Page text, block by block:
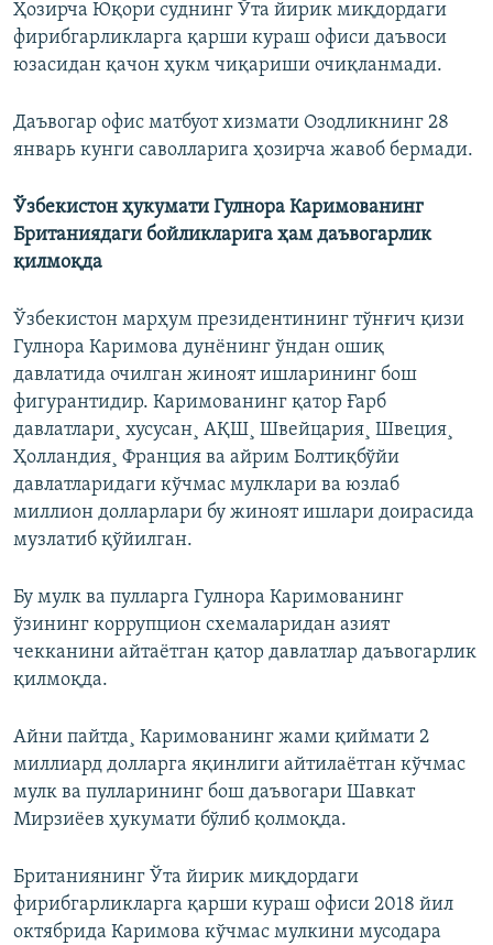
Ҳозирча Юқори суднинг Ўта йирик миқдордаги
фирибгарликларга қарши кураш офиси даъвоси
юзасидан қачон ҳукм чиқариши очиқланмади.
Даъвогар офис матбуот хизмати Озодликнинг 28
январь кунги саволларига ҳозирча жавоб бермади.
Ўзбекистон ҳукумати Гулнора Каримованинг
Британиядаги бойликларига ҳам даъвогарлик
қилмоқда
Ўзбекистон марҳум президентининг тўнғич қизи
Гулнора Каримова дунëнинг ўндан ошиқ
давлатида очилган жиноят ишларининг бош
фигурантидир. Каримованинг қатор Ғарб
давлатлари¸ хусусан¸ АҚШ¸ Швейцария¸ Швеция¸
Ҳолландия¸ Франция ва айрим Болтиқбўйи
давлатларидаги кўчмас мулклари ва юзлаб
миллион долларлари бу жиноят ишлари доирасида
музлатиб қўйилган.
Бу мулк ва пулларга Гулнора Каримованинг
ўзининг коррупцион схемаларидан азият
чекканини айтаëтган қатор давлатлар даъвогарлик
қилмоқда.
Айни пайтда¸ Каримованинг жами қиймати 2
миллиард долларга яқинлиги айтилаëтган кўчмас
мулк ва пулларининг бош даъвогари Шавкат
Мирзиëев ҳукумати бўлиб қолмоқда.
Британиянинг Ўта йирик миқдордаги
фирибгарликларга қарши кураш офиси 2018 йил
октябрида Каримова кўчмас мулкини мусодара